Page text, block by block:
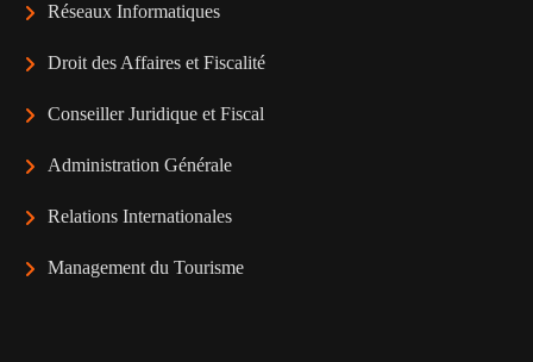
Réseaux Informatiques
Droit des Affaires et Fiscalité
Conseiller Juridique et Fiscal
Administration Générale
Relations Internationales
Management du Tourisme